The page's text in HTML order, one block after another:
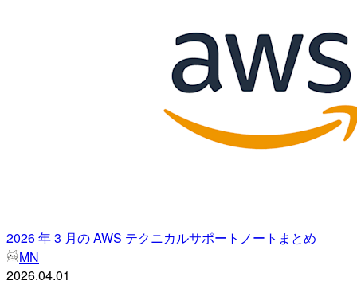
2026 年 3 月の AWS テクニカルサポートノートまとめ
MN
2026.04.01